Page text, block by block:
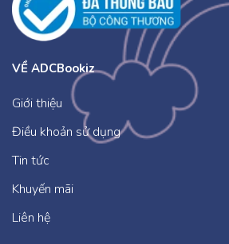
VỀ ADCBookiz
Giới thiệu
Điều khoản sử dụng
Tin tức
Khuyến mãi
Liên hệ